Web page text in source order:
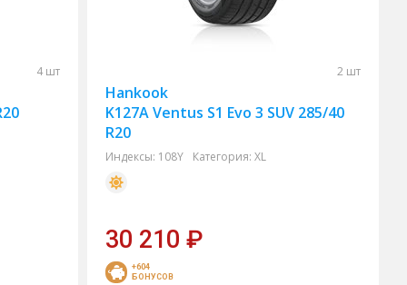
4 шт 2 шт
Hankook
K127A Ventus S1 Evo 3 SUV 285/40
R20
Индексы: 108Y Категория: XL
30 210₽
+604
БОНУСОВ